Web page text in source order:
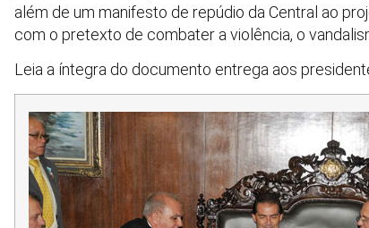
além de um manifesto de repúdio da Central ao
com o pretexto de combater a violência, o
Leia a íntegra do documento entrega aos